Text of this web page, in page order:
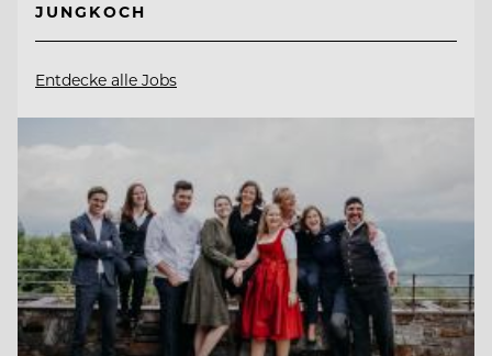
JUNGKOCH
Entdecke alle Jobs